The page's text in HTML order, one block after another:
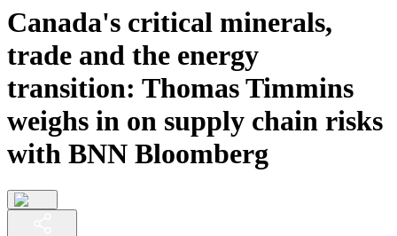
Canada's critical minerals,
trade and the energy
transition: Thomas Timmins
weighs in on supply chain risks
with BNN Bloomberg